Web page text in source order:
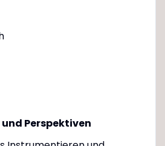
Perspektiven